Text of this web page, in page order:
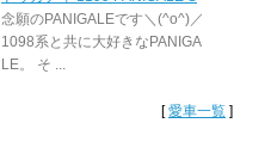
念願のPANIGALEです＼(^o^)／
1098系と共に大好きなPANIGA
LE。 そ ...
[愛車一覧 ]